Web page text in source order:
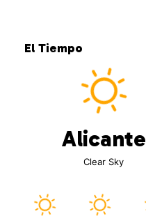
El Tiempo
Alicante
Clear Sky